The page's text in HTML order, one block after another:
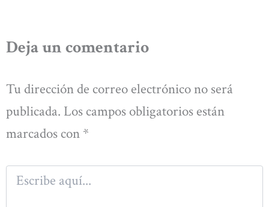
Deja un comentario
Tu dirección de correo electrónico no será
publicada. Los campos obligatorios están
marcados con *
Escribe
aquí...